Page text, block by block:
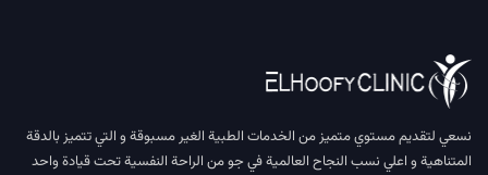
نسعي لتقديم مستوي متميز من الخدمات الطبية الغير مسبوقة و التي تتميز بالدقة
المتناهية و اعلي نسب النجاح العالمية في جو من الراحة النفسية تحت قيادة واحد